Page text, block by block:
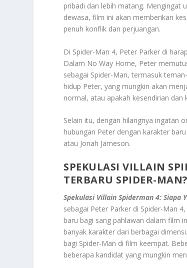
pribadi dan lebih matang. Mengingat
dewasa, film ini akan memberikan
penuh konflik dan perjuangan.
Di Spider-Man 4, Peter Parker di
Dalam No Way Home, Peter
sebagai Spider-Man, termasuk
hidup Peter, yang mungkin akan
normal, atau apakah kesendirian
Selain itu, dengan hilangnya ingatan
hubungan Peter dengan karakter
atau Jonah Jameson.
SPEKULASI VILLAIN
TERBARU SPIDER-MAN?
Spekulasi Villain Spiderman 4: Siapa
sebagai Peter Parker di Spider-Man
baru bagi sang pahlawan dalam film
banyak karakter dari berbagai
bagi Spider-Man di film keempat.
beberapa kandidat yang mungkin